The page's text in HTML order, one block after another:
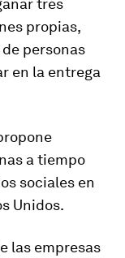
tres
propias,
personas
en la entrega
a tiempo
sociales en
Unidos.
las empresas